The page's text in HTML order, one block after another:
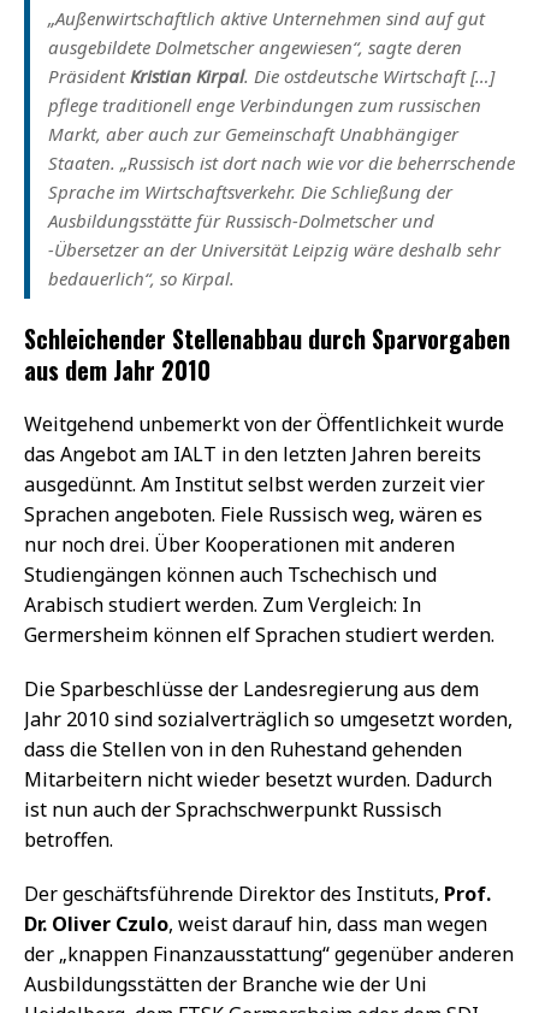
„Außenwirtschaftlich aktive Unternehmen sind auf gut
ausgebildete Dolmetscher angewiesen“, sagte deren
Präsident Kristian Kirpal. Die ostdeutsche Wirtschaft […]
pflege traditionell enge Verbindungen zum russischen
Markt, aber auch zur Gemeinschaft Unabhängiger
Staaten. „Russisch ist dort nach wie vor die beherrschende
Sprache im Wirtschaftsverkehr. Die Schließung der
Ausbildungsstätte für Russisch-Dolmetscher und
-Übersetzer an der Universität Leipzig wäre deshalb sehr
bedauerlich“, so Kirpal.
Schleichender Stellenabbau durch Sparvorgaben
aus dem Jahr 2010
Weitgehend unbemerkt von der Öffentlichkeit wurde
das Angebot am IALT in den letzten Jahren bereits
ausgedünnt. Am Institut selbst werden zurzeit vier
Sprachen angeboten. Fiele Russisch weg, wären es
nur noch drei. Über Kooperationen mit anderen
Studiengängen können auch Tschechisch und
Arabisch studiert werden. Zum Vergleich: In
Germersheim können elf Sprachen studiert werden.
Die Sparbeschlüsse der Landesregierung aus dem
Jahr 2010 sind sozialverträglich so umgesetzt worden,
dass die Stellen von in den Ruhestand gehenden
Mitarbeitern nicht wieder besetzt wurden. Dadurch
ist nun auch der Sprachschwerpunkt Russisch
betroffen.
Der geschäftsführende Direktor des Instituts, Prof.
Dr. Oliver Czulo, weist darauf hin, dass man wegen
der „knappen Finanzausstattung“ gegenüber anderen
Ausbildungsstätten der Branche wie der Uni